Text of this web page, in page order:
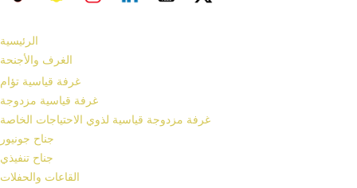
الرئيسية
الغرف والأجنحة
غرفة قياسية تؤام
غرفة قياسية مزدوجة
غرفة مزدوجة قياسية لذوي الاحتياجات الخاصة
جناح جونيور
جناح تنفيذي
القاعات والحفلات